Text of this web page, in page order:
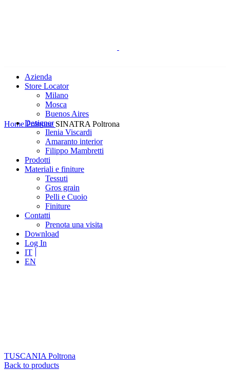
Azienda
Store Locator
Milano
Mosca
Buenos Aires
Designer
Ilenia Viscardi
Amaranto interior
Filippo Mambretti
Prodotti
Materiali e finiture
Tessuti
Gros grain
Pelli e Cuoio
Finiture
Contatti
Prenota una visita
Download
Log In
IT
EN
Click to enlarge
HomePoltroneSINATRA Poltrona
TUSCANIA Poltrona
Back to products